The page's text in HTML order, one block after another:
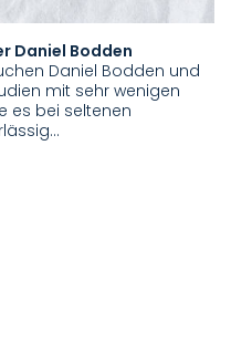
Daniel Bodden
Daniel Bodden und
mit sehr wenigen
es bei seltenen